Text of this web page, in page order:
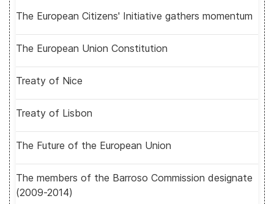
The European Citizens' Initiative gathers momentum
The European Union Constitution
Treaty of Nice
Treaty of Lisbon
The Future of the European Union
The members of the Barroso Commission designate
(2009-2014)